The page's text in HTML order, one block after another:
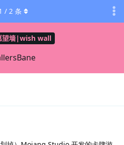
望墙|wish wall
/ 2 条